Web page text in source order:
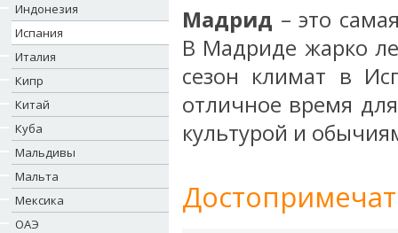
Индонезия
Испания
Италия
Кипр
Китай
Куба
Мальдивы
Мальта
Мексика
ОАЭ
Мадрид – это
В Мадриде жарко
сезон климат в
отличное время
культурой и